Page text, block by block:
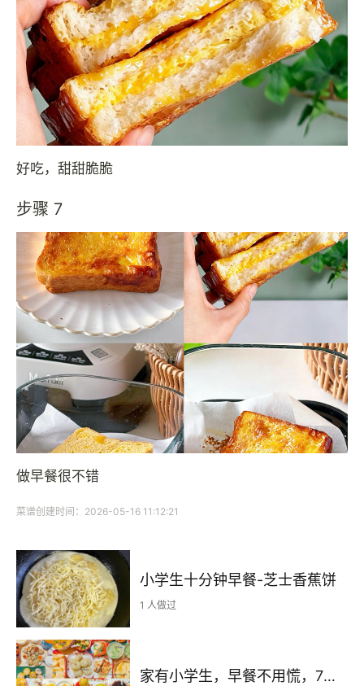
好吃，甜甜脆脆
步骤 7
做早餐很不错
菜谱创建时间：2026-05-16 11:12:21
小学生十分钟早餐-芝士香蕉饼
1 人做过
家有小学生，早餐不用慌，7天早餐不重样，简单好做，娃也爱吃～